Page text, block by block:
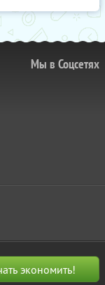
Мы в Соцсетях